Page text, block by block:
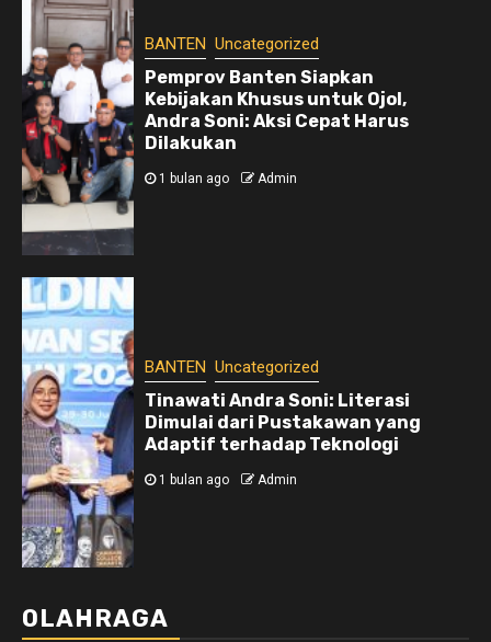
BANTEN Uncategorized
Pemprov Banten Siapkan
Kebijakan Khusus untuk Ojol,
Andra Soni: Aksi Cepat Harus
Dilakukan
1 bulan ago Admin
BANTEN Uncategorized
Tinawati Andra Soni: Literasi
Dimulai dari Pustakawan yang
Adaptif terhadap Teknologi
1 bulan ago Admin
OLAHRAGA